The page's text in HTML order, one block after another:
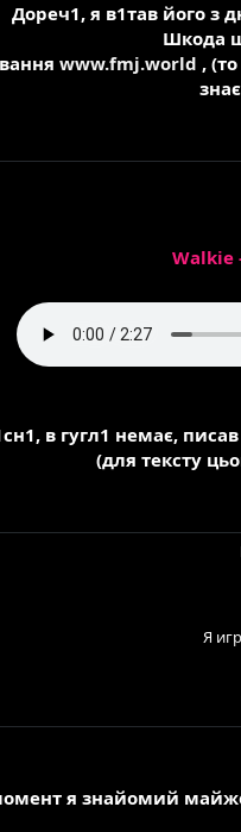
Дореч1, я в1тав його з
Шкода
www.fmj.world ,
Walkie
в гугл1 немає,
(для тексту
Я
Как ты
Хочешь
Я так долго
я знайомий